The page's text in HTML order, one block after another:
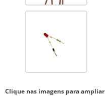
Clique nas imagens para ampliar